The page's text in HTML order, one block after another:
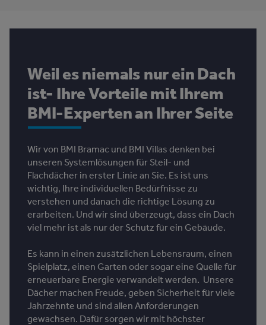
Weil es niemals nur ein Dach
ist- Ihre Vorteile mit Ihrem
BMI-Experten an Ihrer Seite
Wir von BMI Bramac und BMI Villas denken bei
unseren Systemlösungen für Steil- und
Flachdächer in erster Linie an Sie. Es ist uns
wichtig, Ihre individuellen Bedürfnisse zu
verstehen und danach die richtige Lösung zu
erarbeiten. Und wir sind überzeugt, dass ein Dach
viel mehr ist als nur der Schutz für ein Gebäude.
Es kann in einen zusätzlichen Lebensraum, einen
Spielplatz, einen Garten oder sogar eine Quelle für
erneuerbare Energie verwandelt werden. Unsere
Dächer machen Freude, geben Sicherheit für viele
Jahrzehnte und sind allen Anforderungen
gewachsen. Dafür sorgen wir mit höchster